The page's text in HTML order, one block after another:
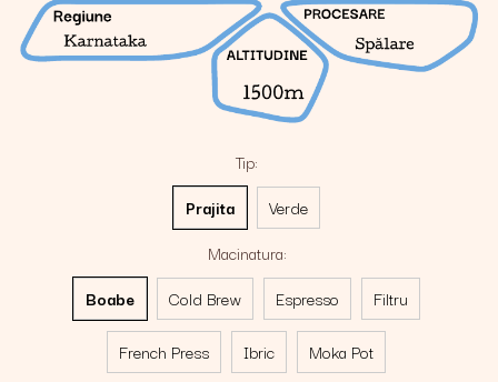
Tip:
Prajita
Verde
Macinatura:
Boabe
Cold Brew Espresso Filtru
French Press Ibric
Moka Pot